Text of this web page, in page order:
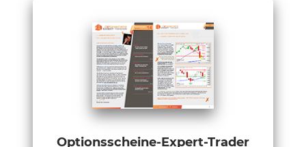
Optionsscheine-Expert-Trader